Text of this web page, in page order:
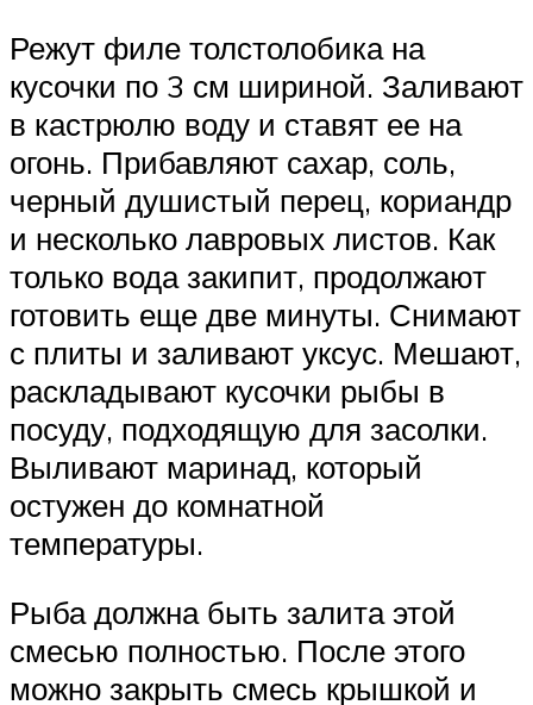
Режут филе толстолобика на
кусочки по 3 см шириной. Заливают
в кастрюлю воду и ставят ее на
огонь. Прибавляют сахар, соль,
черный душистый перец, кориандр
и несколько лавровых листов. Как
только вода закипит, продолжают
готовить еще две минуты. Снимают
с плиты и заливают уксус. Мешают,
раскладывают кусочки рыбы в
посуду, подходящую для засолки.
Выливают маринад, который
остужен до комнатной
температуры.
Рыба должна быть залита этой
смесью полностью. После этого
можно закрыть смесь крышкой и